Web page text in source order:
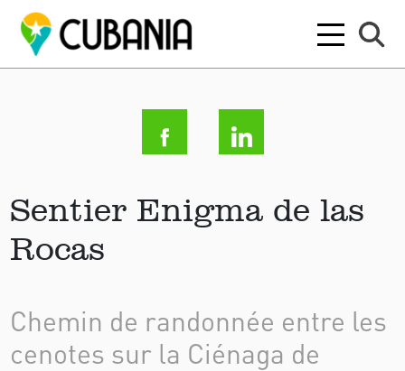
Sentier Enigma de las
Rocas
Chemin de randonnée entre les
cenotes sur la Ciénaga de